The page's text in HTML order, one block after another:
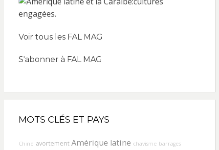
Voir tous les FAL MAG
S'abonner à FAL MAG
MOTS CLÉS ET PAYS
Chine avortement Amérique latine chavisme barrages